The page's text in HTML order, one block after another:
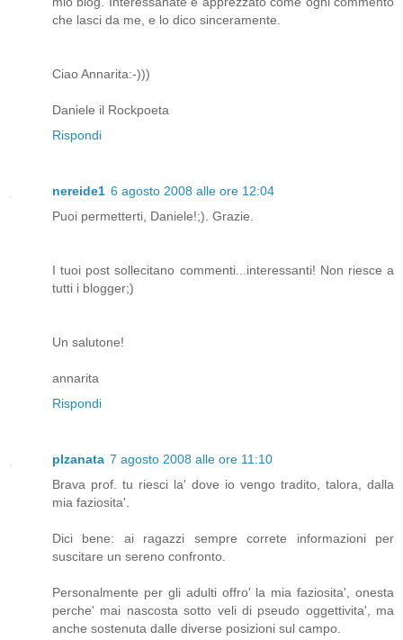
che lasci da me, e lo dico sinceramente.
Ciao Annarita:-)))
Daniele il Rockpoeta
Rispondi
nereide1 6 agosto 2008 alle ore 12:04
Puoi permetterti, Daniele!;). Grazie.
I tuoi post sollecitano commenti...interessanti! Non riesce a
tutti i blogger;)
Un salutone!
annarita
Rispondi
plzanata 7 agosto 2008 alle ore 11:10
Brava prof. tu riesci la' dove io vengo tradito, talora, dalla
mia faziosita'.
Dici bene: ai ragazzi sempre correte informazioni per
suscitare un sereno confronto.
Personalmente per gli adulti offro' la mia faziosita', onesta
perche' mai nascosta sotto veli di pseudo oggettivita', ma
anche sostenuta dalle diverse posizioni sul campo.